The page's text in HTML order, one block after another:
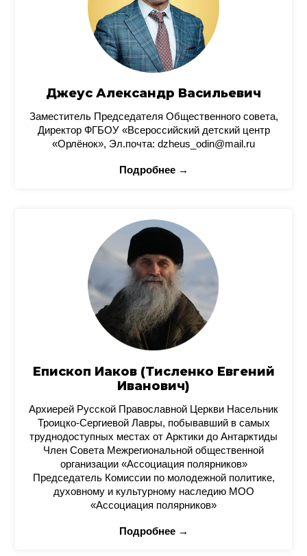
Джеус Александр Васильевич
Заместитель Председателя Общественного совета,
Директор ФГБОУ «Всероссийский детский центр
«Орлёнок», Эл.почта: dzheus_odin@mail.ru
Подробнее →
Епископ Иаков (Тисленко Евгений
Иванович)
Архиерей Русской Православной Церкви Насельник
Троицко-Сергиевой Лавры, побывавший в самых
труднодоступных местах от Арктики до Антарктиды
Член Совета Межрегиональной общественной
организации «Ассоциация полярников»
Председатель Комиссии по молодежной политике,
духовному и культурному наследию МОО
«Ассоциация полярников»
Подробнее →